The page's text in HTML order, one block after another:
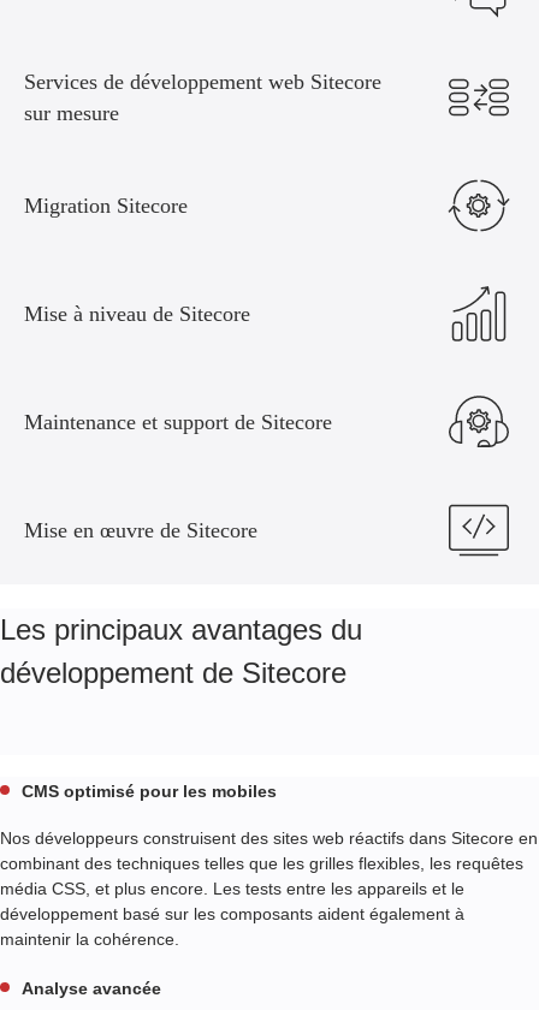
Services de développement web Sitecore
sur mesure
Migration Sitecore
Mise à niveau de Sitecore
Maintenance et support de Sitecore
Mise en œuvre de Sitecore
Les principaux avantages du
développement de Sitecore
CMS optimisé pour les mobiles
Nos développeurs construisent des sites web réactifs dans Sitecore en
combinant des techniques telles que les grilles flexibles, les requêtes
média CSS, et plus encore. Les tests entre les appareils et le
développement basé sur les composants aident également à
maintenir la cohérence.
Analyse avancée